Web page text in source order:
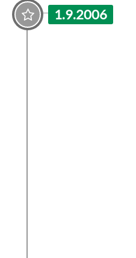
1.9.2006